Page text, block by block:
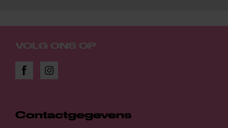
VOLG ONS OP
Contactgegevens